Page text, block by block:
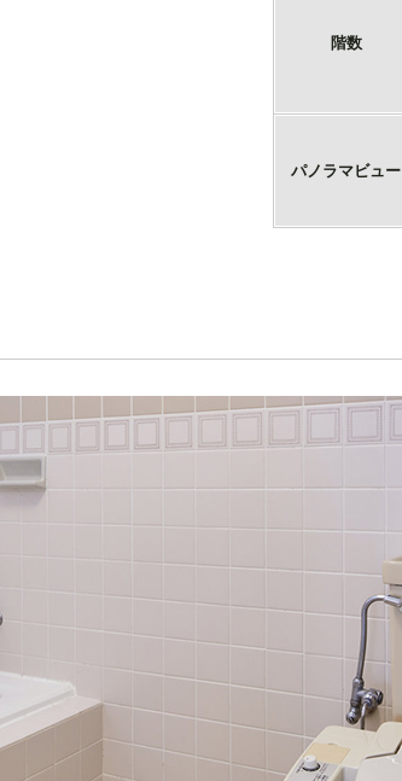
階数
パノラマビュー